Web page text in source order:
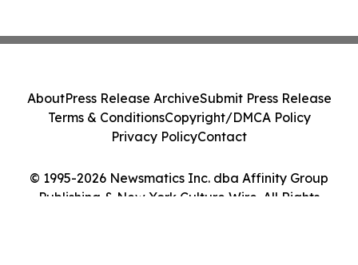
© 1995-2026 Newsmatics Inc. dba Affinity Group
Publishing & New York Culture Wire. All Rights
AboutPress Release ArchiveSubmit Press Release
Terms & ConditionsCopyright/DMCA Policy
Privacy PolicyContact